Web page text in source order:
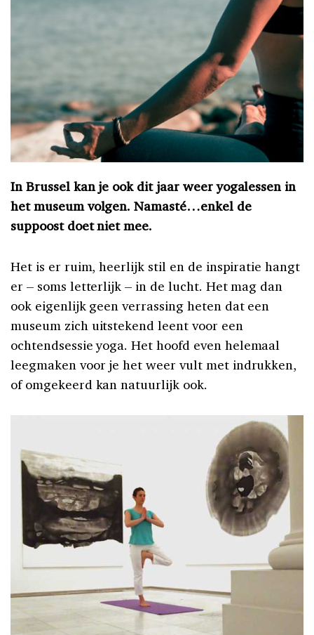
In Brussel kan je ook dit jaar weer yogalessen in
het museum volgen. Namasté…enkel de
suppoost doet niet mee.
Het is er ruim, heerlijk stil en de inspiratie hangt
er – soms letterlijk – in de lucht. Het mag dan
ook eigenlijk geen verrassing heten dat een
museum zich uitstekend leent voor een
ochtendsessie yoga. Het hoofd even helemaal
leegmaken voor je het weer vult met indrukken,
of omgekeerd kan natuurlijk ook.